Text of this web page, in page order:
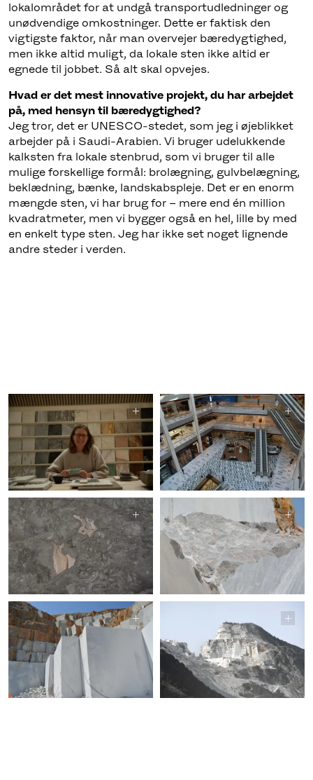
lokalområdet for at undgå transportudledninger og
unødvendige omkostninger. Dette er faktisk den
vigtigste faktor, når man overvejer bæredygtighed,
men ikke altid muligt, da lokale sten ikke altid er
egnede til jobbet. Så alt skal opvejes.
Hvad er det mest innovative projekt, du har arbejdet
på, med hensyn til bæredygtighed?
Jeg tror, det er UNESCO-stedet, som jeg i øjeblikket
arbejder på i Saudi-Arabien. Vi bruger udelukkende
kalksten fra lokale stenbrud, som vi bruger til alle
mulige forskellige formål: brolægning, gulvbelægning,
beklædning, bænke, landskabspleje. Det er en enorm
mængde sten, vi har brug for – mere end én million
kvadratmeter, men vi bygger også en hel, lille by med
en enkelt type sten. Jeg har ikke set noget lignende
andre steder i verden.